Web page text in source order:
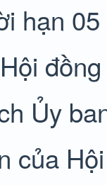
hạn
Ủy
của